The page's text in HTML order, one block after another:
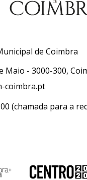
de Coimbra
Maio - 3000-300,
coimbra.pt
(chamada para a